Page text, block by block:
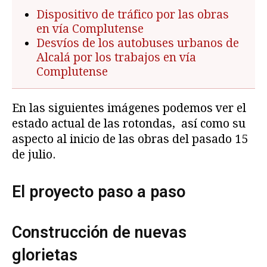
Dispositivo de tráfico por las obras
en vía Complutense
Desvíos de los autobuses urbanos de
Alcalá por los trabajos en vía
Complutense
En las siguientes imágenes podemos ver el
estado actual de las rotondas, así como su
aspecto al inicio de las obras del pasado 15
de julio.
El proyecto paso a paso
Construcción de nuevas
glorietas